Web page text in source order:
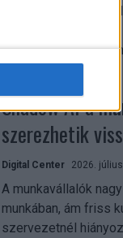
technológiai
– írja a Broadband
az átlagos
Shadow AI a
szerezhetik
Digital Center 2026.
A munkavállalók
munkában, ám friss
szervezetnél